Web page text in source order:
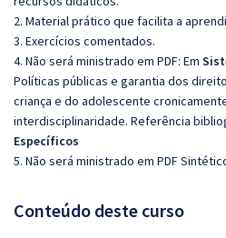
2. Material prático que facilita a
3. Exercícios comentados.
4. Não será ministrado em PDF: Em
Políticas públicas e garantia dos
criança e do adolescente
interdisciplinaridade. Referência
Específicos
5. Não será ministrado em PDF
Conteúdo deste curso